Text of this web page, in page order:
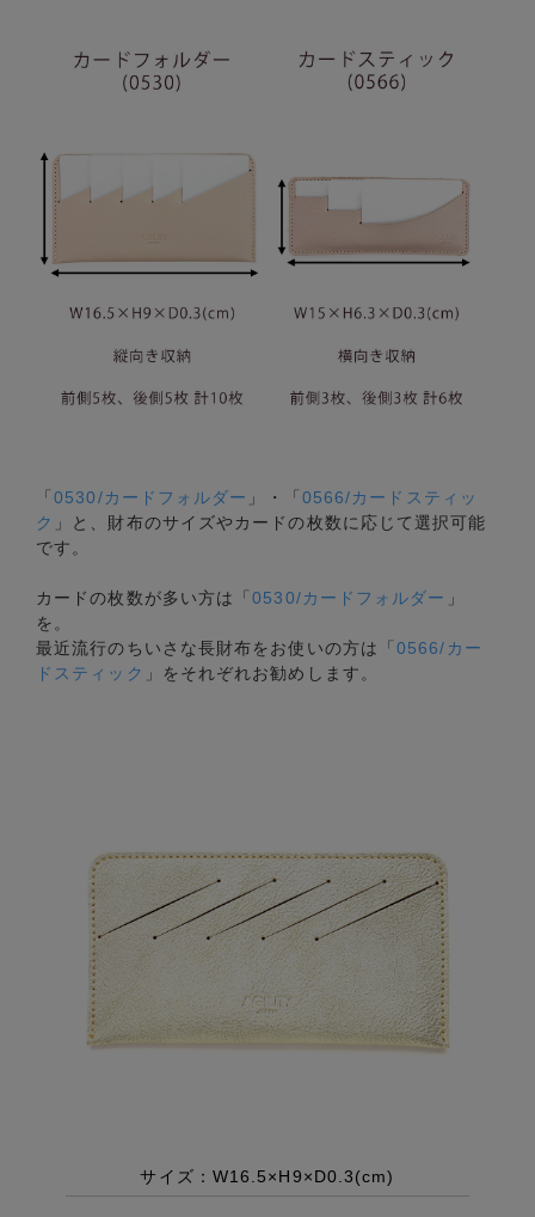
「0530/カードフォルダー 」・「 0566/カードスティッ
ク 」と、財布のサイズやカードの枚数に応じて選択可能
です。
カードの枚数が多い方は「0530/カードフォルダー 」
を。
最近流行のちいさな長財布をお使いの方は「0566/カー
ドスティック 」をそれぞれお勧めします。